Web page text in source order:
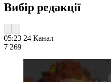
Вибір редакції
05:23 24 Канал
7 269